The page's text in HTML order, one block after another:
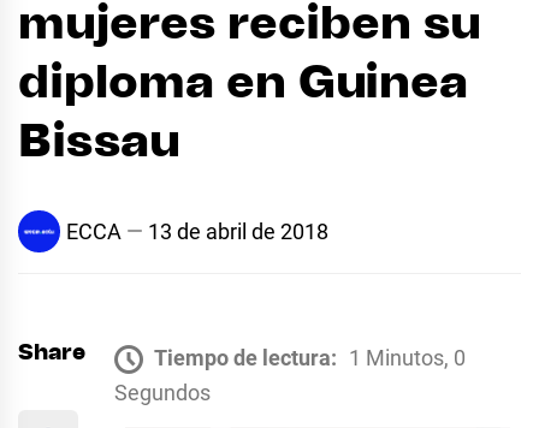
mujeres reciben su
diploma en Guinea
Bissau
ECCA 13 de abril de 2018
Share Tiempo de lectura: 1 Minutos, 0
Segundos